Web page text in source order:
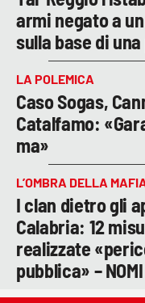
armi negato a
sulla base di
LA POLEMICA
Caso Sogas,
Catalfamo:
ma»
L’OMBRA DELLA
I clan dietro gli
Calabria: 12
realizzate
pubblica» – NOMI